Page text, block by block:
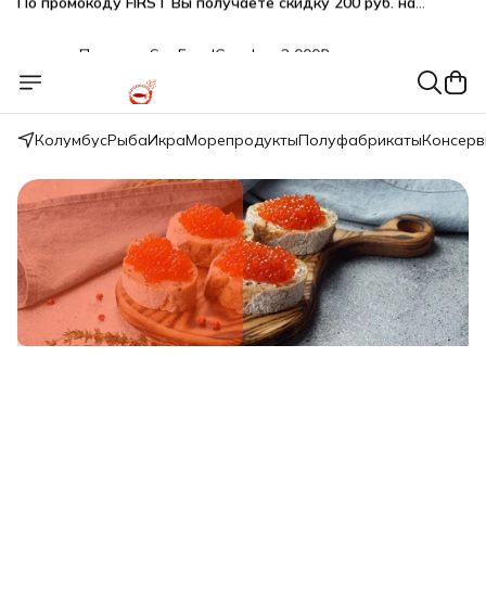
при оплате наличными
🎁 Бесплатная доставка при заказе от 5 000 руб.
КолумбусРыбаИкраМорепродуктыПолуфабрикаты